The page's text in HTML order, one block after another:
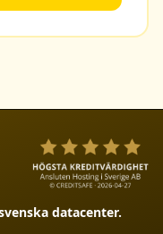
datacenter.